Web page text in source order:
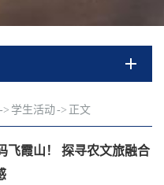
-> 学生活动-> 正文
飞霞山！ 探寻农文旅融合